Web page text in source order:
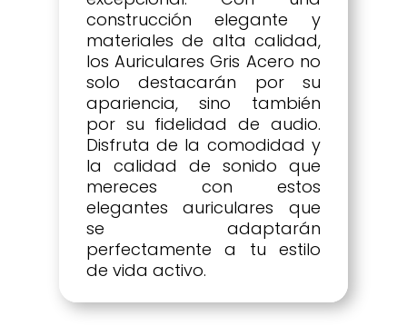
construcción elegante y
materiales de alta calidad,
los Auriculares Gris Acero no
solo destacarán por su
apariencia, sino también
por su fidelidad de audio.
Disfruta de la comodidad y
la calidad de sonido que
mereces con estos
elegantes auriculares que
se adaptarán
perfectamente a tu estilo
de vida activo.